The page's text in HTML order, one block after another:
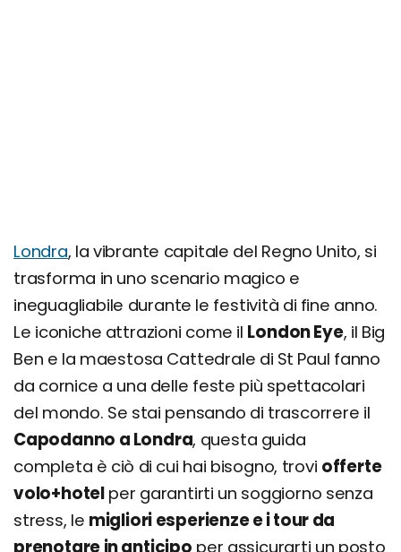
Londra, la vibrante capitale del Regno Unito, si
trasforma in uno scenario magico e
ineguagliabile durante le festività di fine anno.
Le iconiche attrazioni come il London Eye, il Big
Ben e la maestosa Cattedrale di St Paul fanno
da cornice a una delle feste più spettacolari
del mondo. Se stai pensando di trascorrere il
Capodanno a Londra, questa guida
completa è ciò di cui hai bisogno, trovi offerte
volo+hotel per garantirti un soggiorno senza
stress, le migliori esperienze e i tour da
prenotare in anticipo per assicurarti un posto